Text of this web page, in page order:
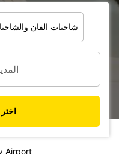
شاحنات الفان
Airport